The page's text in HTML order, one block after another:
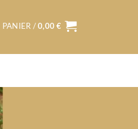
PANIER /0,00€